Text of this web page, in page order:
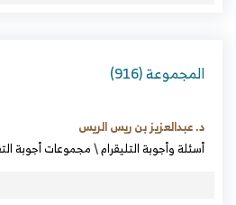
المجموعة (916)
د. عبدالعزيز بن ريس الريس
أسئلة وأجوبة التليقرام\مجموعات أجوبة